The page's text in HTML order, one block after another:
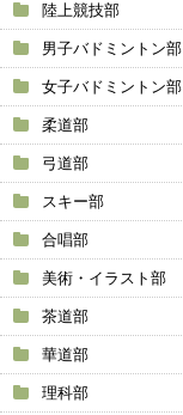
陸上競技部
男子バドミントン部
女子バドミントン部
柔道部
弓道部
スキー部
合唱部
美術・イラスト部
茶道部
華道部
理科部